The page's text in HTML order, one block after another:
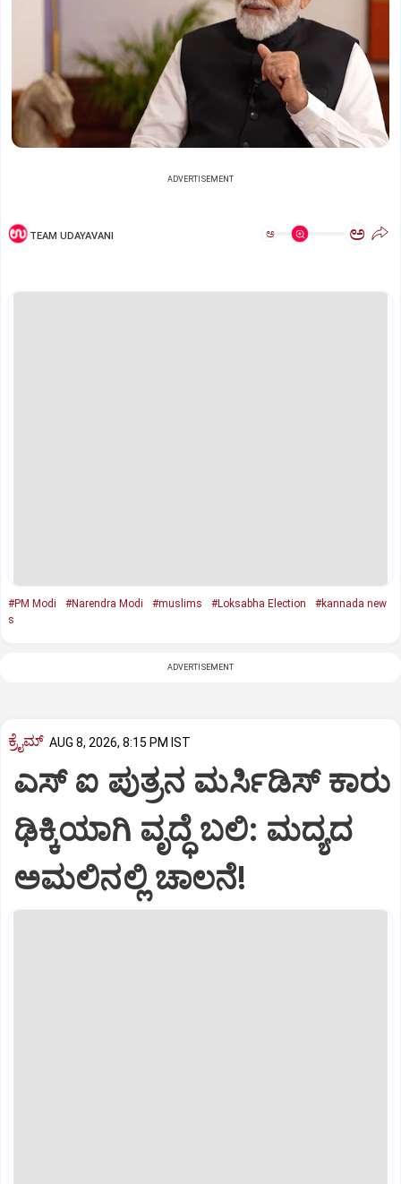
ADVERTISEMENT
TEAM UDAYAVANI ಅ ಅ
#PM Modi #Narendra Modi #muslims #Loksabha Election
#kannada new
s
ADVERTISEMENT
ಕ್ರೈಮ್ AUG 8, 2026, 8:15 PM IST
ಎಸ್ ಐ ಪುತ್ರನ ಮರ್ಸಿಡಿಸ್‌ ಕಾರು
ಢಿಕ್ಕಿಯಾಗಿ ವೃದ್ಧೆ ಬಲಿ: ಮದ್ಯದ
ಅಮಲಿನಲ್ಲಿ ಚಾಲನೆ!